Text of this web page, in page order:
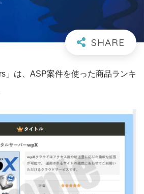
」は、ASP案件を使った商品ランキ